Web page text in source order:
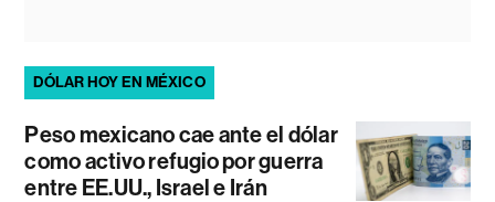
DÓLAR HOY EN MÉXICO
Peso mexicano cae ante el dólar
como activo refugio por guerra
entre EE.UU., Israel e Irán